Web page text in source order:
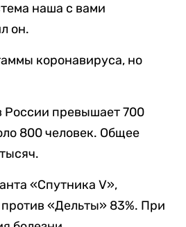
наша с вами
он.
коронавируса, но
России превышает 700
800 человек. Общее
«Спутника V»,
«Дельты» 83%. При